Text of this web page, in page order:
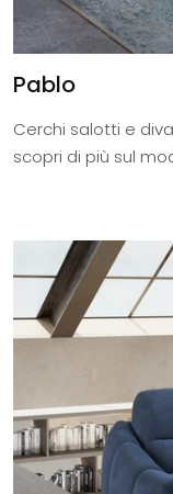
Pablo
Cerchi salotti e
scopri di più sul